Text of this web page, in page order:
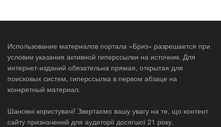
Использование материалов портала «Бриз» разрешается при
условии указания активной гиперссылки на источник. Для
интернет-изданий обязательна прямая, открытая для
поисковых систем, гиперссылка в первом абзаце на
конкретный материал.
Шановні користувачі! Звертаємо вашу увагу на те, що контент
сайту призначений для аудиторії досягшої 21 року.